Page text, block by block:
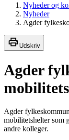
Nyheder og
Nyheder
Agder
Udskriv
Agder
Agder
mobilitetshelter som
andre kolleger.